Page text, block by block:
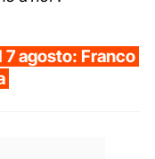
agosto: Franco